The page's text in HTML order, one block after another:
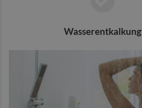
Wasserentkalkung